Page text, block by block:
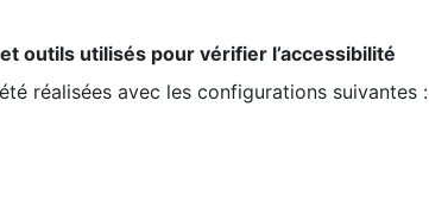
outils utilisés pour vérifier l’accessibilité
réalisées avec les configurations suivantes :